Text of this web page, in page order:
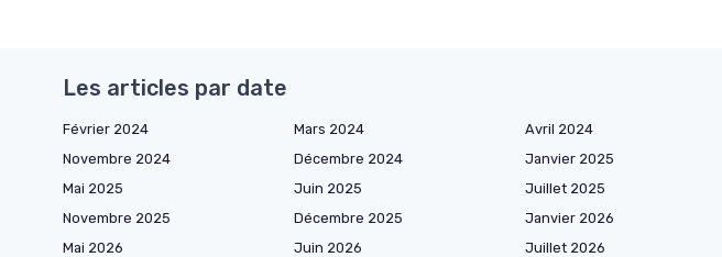
Les articles par date
Février 2024 Mars 2024 Avril 2024
Novembre 2024
Décembre 2024 Janvier 2025
Mai 2025
Juin 2025 Juillet 2025
Novembre 2025
Décembre 2025 Janvier 2026
Mai 2026
Juin 2026 Juillet 2026